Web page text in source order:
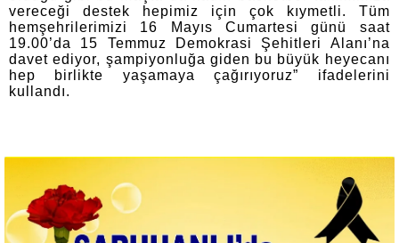
vereceği destek hepimiz için çok kıymetli. Tüm
hemşehrilerimizi 16 Mayıs Cumartesi günü saat
19.00’da 15 Temmuz Demokrasi Şehitleri Alanı’na
davet ediyor, şampiyonluğa giden bu büyük heyecanı
hep birlikte yaşamaya çağırıyoruz” ifadelerini
kullandı.